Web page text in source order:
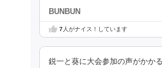
BUNBUN
7人がナイス！しています
鋭一と葵に大会参加の声がかか